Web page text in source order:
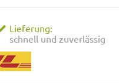
Lieferung:
schnell und zuverlässig